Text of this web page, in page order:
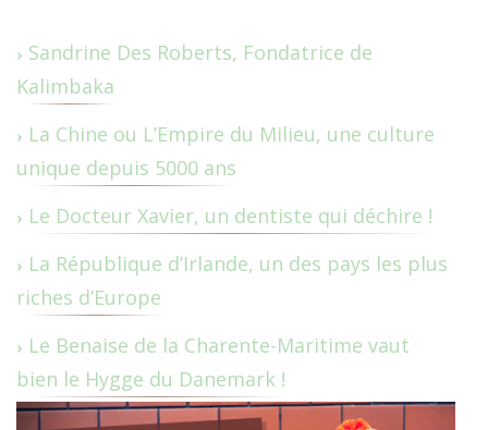
Sandrine Des Roberts, Fondatrice de
Kalimbaka
La Chine ou L’Empire du Milieu, une culture
unique depuis 5000 ans
Le Docteur Xavier, un dentiste qui déchire !
La République d’Irlande, un des pays les plus
riches d’Europe
Le Benaise de la Charente-Maritime vaut
bien le Hygge du Danemark !